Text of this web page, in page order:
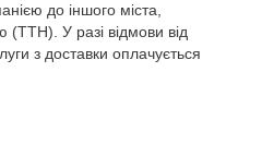
до іншого міста,
(ТТН). У разі відмови від
з доставки оплачується